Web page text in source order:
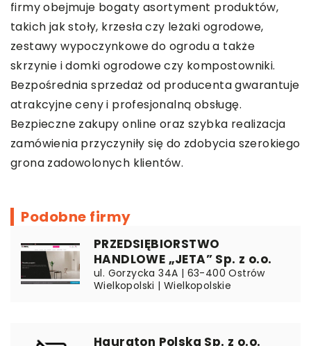
firmy obejmuje bogaty asortyment produktów,
takich jak stoły, krzesła czy leżaki ogrodowe,
zestawy wypoczynkowe do ogrodu a także
skrzynie i domki ogrodowe czy kompostowniki.
Bezpośrednia sprzedaż od producenta gwarantuje
atrakcyjne ceny i profesjonalną obsługę.
Bezpieczne zakupy online oraz szybka realizacja
zamówienia przyczyniły się do zdobycia szerokiego
grona zadowolonych klientów.
Podobne firmy
PRZEDSIĘBIORSTWO
HANDLOWE „JETA” Sp. z o.o.
ul. Gorzycka 34A | 63-400 Ostrów
Wielkopolski | Wielkopolskie
Hauraton Polska Sp. z o.o.